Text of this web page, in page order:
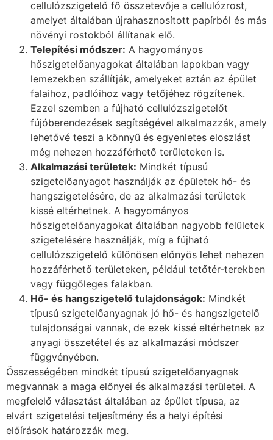
cellulózszigetelő fő összetevője a cellulózrost,
amelyet általában újrahasznosított papírból és más
növényi rostokból állítanak elő.
Telepítési módszer: A hagyományos
hőszigetelőanyagokat általában lapokban vagy
lemezekben szállítják, amelyeket aztán az épület
falaihoz, padlóihoz vagy tetőjéhez rögzítenek.
Ezzel szemben a fújható cellulózszigetelőt
fújóberendezések segítségével alkalmazzák, amely
lehetővé teszi a könnyű és egyenletes eloszlást
még nehezen hozzáférhető területeken is.
Alkalmazási területek: Mindkét típusú
szigetelőanyagot használják az épületek hő- és
hangszigetelésére, de az alkalmazási területek
kissé eltérhetnek. A hagyományos
hőszigetelőanyagokat általában nagyobb felületek
szigetelésére használják, míg a fújható
cellulózszigetelő különösen előnyös lehet nehezen
hozzáférhető területeken, például tetőtér-terekben
vagy függőleges falakban.
Hő- és hangszigetelő tulajdonságok: Mindkét
típusú szigetelőanyagnak jó hő- és hangszigetelő
tulajdonságai vannak, de ezek kissé eltérhetnek az
anyagi összetétel és az alkalmazási módszer
függvényében.
Összességében mindkét típusú szigetelőanyagnak
megvannak a maga előnyei és alkalmazási területei. A
megfelelő választást általában az épület típusa, az
elvárt szigetelési teljesítmény és a helyi építési
előírások határozzák meg.